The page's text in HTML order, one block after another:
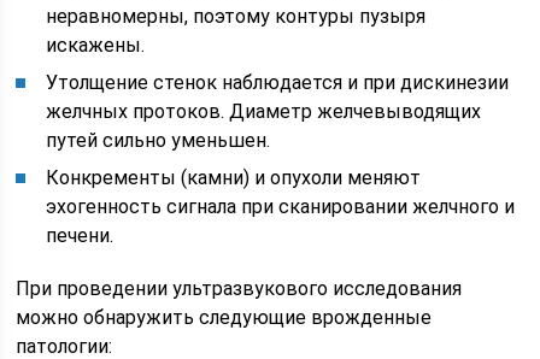
неравномерны, поэтому контуры пузыря
искажены.
Утолщение стенок наблюдается и при дискинезии
желчных протоков. Диаметр желчевыводящих
путей сильно уменьшен.
Конкременты (камни) и опухоли меняют
эхогенность сигнала при сканировании желчного и
печени.
При проведении ультразвукового исследования
можно обнаружить следующие врожденные
патологии: